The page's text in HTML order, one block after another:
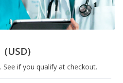
(USD)
. See if you qualify at checkout.